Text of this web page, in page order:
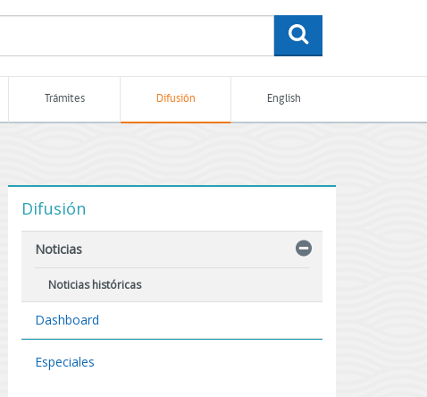
Trámites Difusión English
Difusión
Noticias
Noticias históricas
Dashboard
Especiales